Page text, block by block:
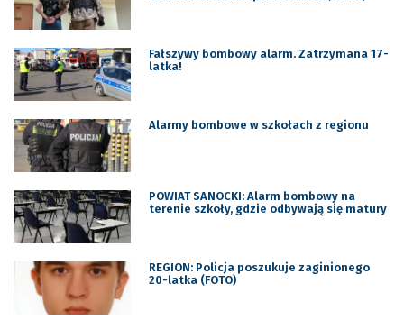
Fałszywy bombowy alarm. Zatrzymana 17-
latka!
Alarmy bombowe w szkołach z regionu
POWIAT SANOCKI: Alarm bombowy na
terenie szkoły, gdzie odbywają się matury
REGION: Policja poszukuje zaginionego
20-latka (FOTO)